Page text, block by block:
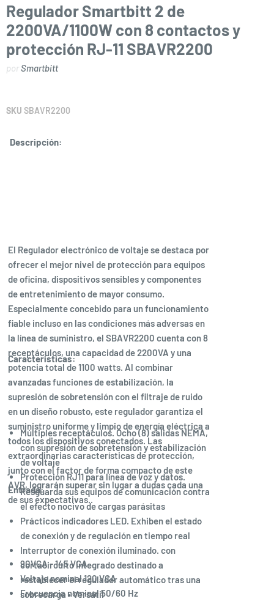
Regulador Smartbitt 2 de
2200VA/1100W con 8 contactos y
protección RJ-11 SBAVR2200
porSmartbitt
SKU SBAVR2200
Descripción:
El Regulador electrónico de voltaje se destaca por
ofrecer el mejor nivel de protección para equipos
de oficina, dispositivos sensibles y componentes
de entretenimiento de mayor consumo.
Especialmente concebido para un funcionamiento
fiable incluso en las condiciones más adversas en
la línea de suministro, el SBAVR2200 cuenta con 8
receptáculos, una capacidad de 2200VA y una
potencia total de 1100 watts. Al combinar
avanzadas funciones de estabilización, la
supresión de sobretensión con el filtraje de ruido
en un diseño robusto, este regulador garantiza el
suministro uniforme y limpio de energía eléctrica a
todos los dispositivos conectados. Las
extraordinarias características de protección,
junto con el factor de forma compacto de este
AVR, lograrán superar sin lugar a dudas cada una
de sus expectativas..
Características:
Múltiples receptáculos. Ocho (8) salidas NEMA,
con supresión de sobretensión y estabilización
de voltaje
Protección RJ11 para línea de voz y datos.
Resguarda sus equipos de comunicación contra
el efecto nocivo de cargas parásitas
Prácticos indicadores LED. Exhiben el estado
de conexión y de regulación en tiempo real
Interruptor de conexión iluminado. con
cortacircuito integrado destinado a
restablecer el regulador automático tras una
sobrecarga • Versátil
Entrada:
90VCA - 145 VCA
Voltaje nominal 120 VCA
Frecuencia nominal 50/60 Hz